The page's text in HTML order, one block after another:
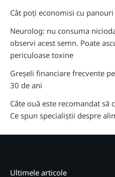
Cât poți economisi cu
Neurolog: nu consuma
observi acest semn. Poate
periculoase toxine
Greșeli financiare frecvente
30 de ani
Câte ouă este recomandat să
Ce spun specialiștii despre
Ultimele articole